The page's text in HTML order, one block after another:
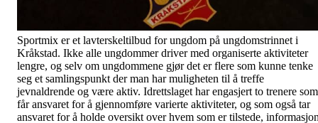
Sportmix er et lavterskeltilbud for ungdom på ungdomstrinnet i
Kråkstad. Ikke alle ungdommer driver med organiserte aktiviteter
lengre, og selv om ungdommene gjør det er flere som kunne tenke
seg et samlingspunkt der man har muligheten til å treffe
jevnaldrende og være aktiv. Idrettslaget har engasjert to trenere som
får ansvaret for å gjennomføre varierte aktiviteter, og som også tar
ansvaret for å holde oversikt over hvem som er tilstede,